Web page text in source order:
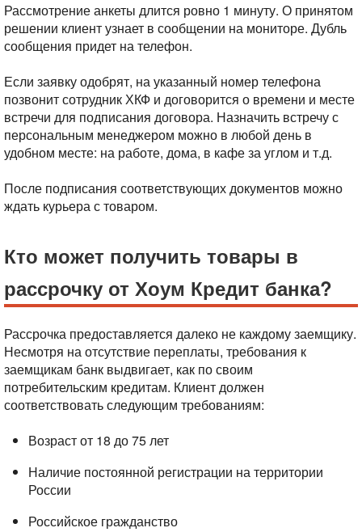
Рассмотрение анкеты длится ровно 1 минуту. О принятом
решении клиент узнает в сообщении на мониторе. Дубль
сообщения придет на телефон.
Если заявку одобрят, на указанный номер телефона
позвонит сотрудник ХКФ и договорится о времени и месте
встречи для подписания договора. Назначить встречу с
персональным менеджером можно в любой день в
удобном месте: на работе, дома, в кафе за углом и т.д.
После подписания соответствующих документов можно
ждать курьера с товаром.
Кто может получить товары в
рассрочку от Хоум Кредит банка?
Рассрочка предоставляется далеко не каждому заемщику.
Несмотря на отсутствие переплаты, требования к
заемщикам банк выдвигает, как по своим
потребительским кредитам. Клиент должен
соответствовать следующим требованиям:
Возраст от 18 до 75 лет
Наличие постоянной регистрации на территории
России
Российское гражданство